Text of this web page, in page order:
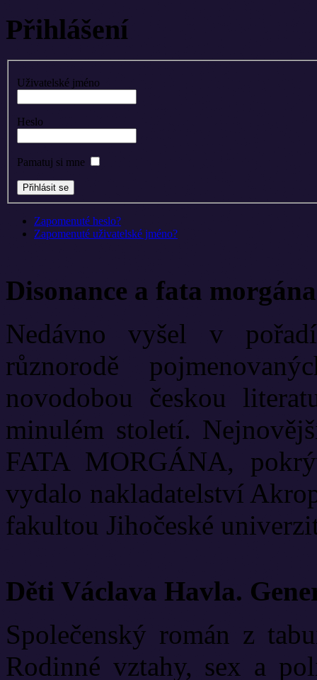
Přihlášení
Uživatelské jméno
Heslo
Pamatuj si mne
Zapomenuté heslo?
Zapomenuté uživatelské jméno?
Disonance a fata morgána
Nedávno vyšel v
různorodě
novodobou českou
minulém století.
FATA MORGÁNA,
vydalo nakladatelství
fakultou Jihočeské
Děti Václava Havla.
Společenský román z
Rodinné vztahy, sex a